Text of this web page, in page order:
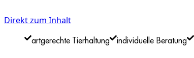
Direkt zum Inhalt
artgerechte Tierhaltung individuelle Beratung